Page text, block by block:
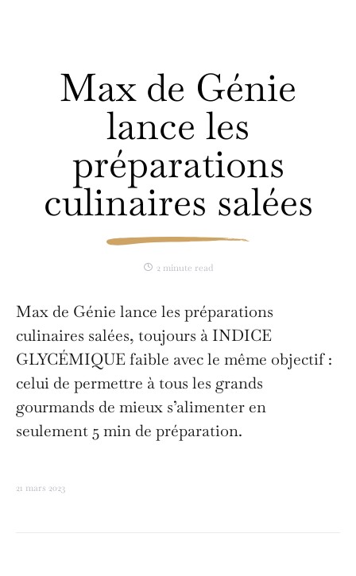
Max de Génie
lance les
préparations
culinaires salées
2 minute read
Max de Génie lance les préparations
culinaires salées, toujours à INDICE
GLYCÉMIQUE faible avec le même objectif :
celui de permettre à tous les grands
gourmands de mieux s’alimenter en
seulement 5 min de préparation.
21 mars 2023